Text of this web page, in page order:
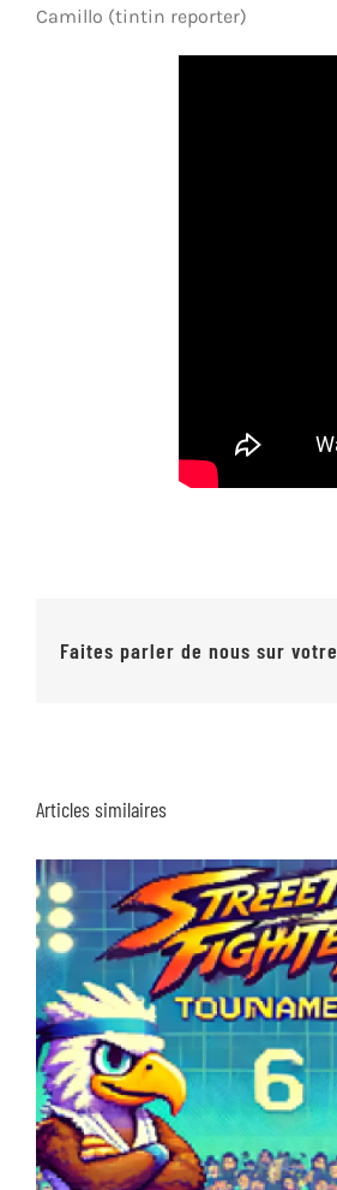
Camillo (tintin reporter)
Faites parler de nous sur
Articles similaires